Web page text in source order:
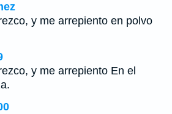
y me arrepiento en polvo
y me arrepiento En el